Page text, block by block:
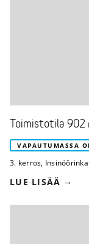
Toimistotila 902
VAPAUTUMASSA
3. kerros,
LUE LISÄÄ